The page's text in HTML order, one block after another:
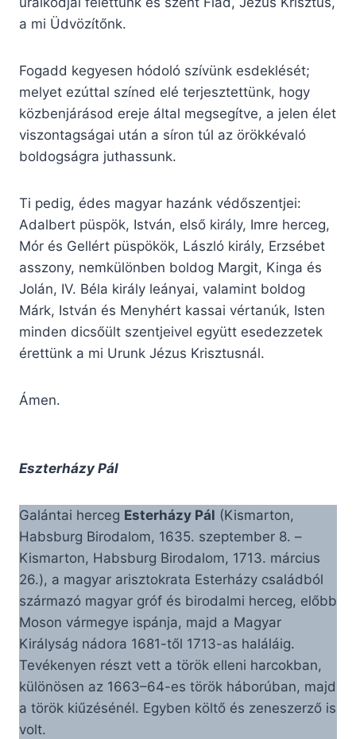
a mi Üdvözítőnk.
Fogadd kegyesen hódoló szívünk esdeklését;
melyet ezúttal színed elé terjesztettünk, hogy
közbenjárásod ereje által megsegítve, a jelen élet
viszontagságai után a síron túl az örökkévaló
boldogságra juthassunk.
Ti pedig, édes magyar hazánk védőszentjei:
Adalbert püspök, István, első király, Imre herceg,
Mór és Gellért püspökök, László király, Erzsébet
asszony, nemkülönben boldog Margit, Kinga és
Jolán, IV. Béla király leányai, valamint boldog
Márk, István és Menyhért kassai vértanúk, Isten
minden dicsőült szentjeivel együtt esedezzetek
érettünk a mi Urunk Jézus Krisztusnál.
Ámen.
Eszterházy Pál
Galántai herceg Esterházy Pál (Kismarton,
Habsburg Birodalom, 1635. szeptember 8. –
Kismarton, Habsburg Birodalom, 1713. március
26.), a magyar arisztokrata Esterházy családból
származó magyar gróf és birodalmi herceg, előbb
Moson vármegye ispánja, majd a Magyar
Királyság nádora 1681-től 1713-as haláláig.
Tevékenyen részt vett a török elleni harcokban,
különösen az 1663–64-es török háborúban, majd
a török kiűzésénél. Egyben költő és zeneszerző is
volt.